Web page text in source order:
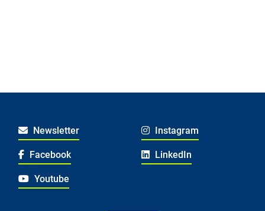
Newsletter Instagram
Facebook LinkedIn
Youtube